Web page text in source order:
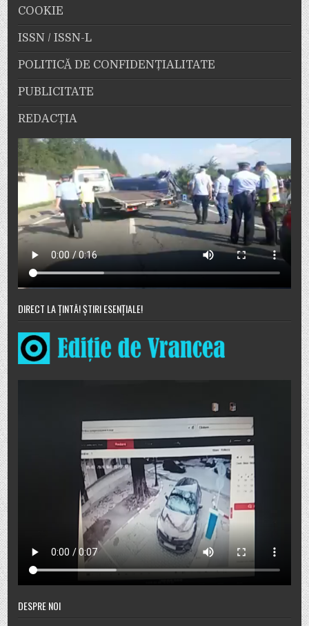
COOKIE
ISSN / ISSN-L
POLITICĂ DE CONFIDENȚIALITATE
PUBLICITATE
REDACȚIA
DIRECT LA ȚINTĂ! ȘTIRI ESENȚIALE!
DESPRE NOI